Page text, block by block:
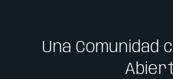
Una Comunidad